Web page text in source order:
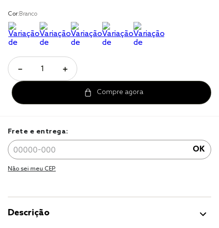
Cor:Branco
＋
－
Frete e entrega:
OK
Não sei meu CEP.
Descrição